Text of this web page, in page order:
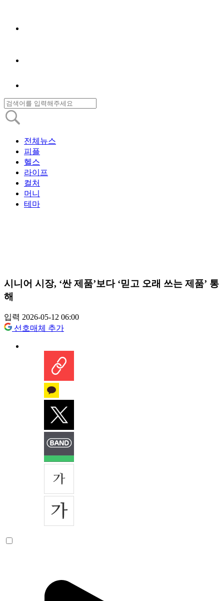
전체뉴스
피플
헬스
라이프
컬처
머니
테마
시니어 시장, ‘싼 제품’보다 ‘믿고 오래 쓰는 제품’ 통
해
입력 2026-05-12 06:00
선호매체 추가